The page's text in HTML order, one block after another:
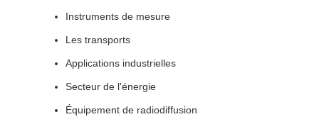
Instruments de mesure
Les transports
Applications industrielles
Secteur de l'énergie
Équipement de radiodiffusion